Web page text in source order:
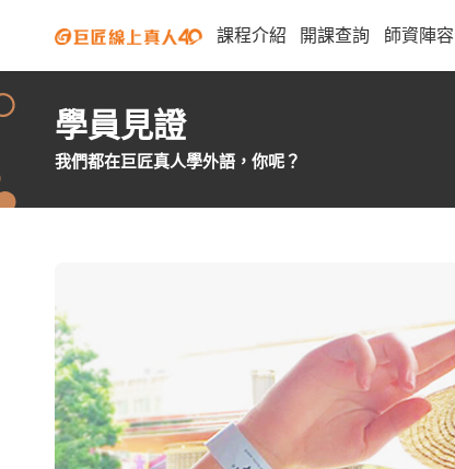
課程介紹 開課查詢 師資陣容
學員見證
我們都在巨匠真人學外語，你呢？